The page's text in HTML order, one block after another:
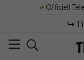
Officiell
↪️